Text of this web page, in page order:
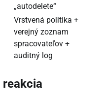
„autodelete“
Vrstvená politika +
verejný zoznam
spracovateľov +
auditný log
reakcia